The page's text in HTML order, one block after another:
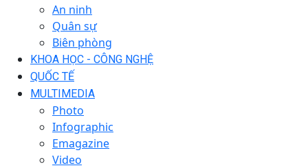
An ninh
Quân sự
Biên phòng
KHOA HỌC - CÔNG NGHỆ
QUỐC TẾ
MULTIMEDIA
Photo
Infographic
Emagazine
Video